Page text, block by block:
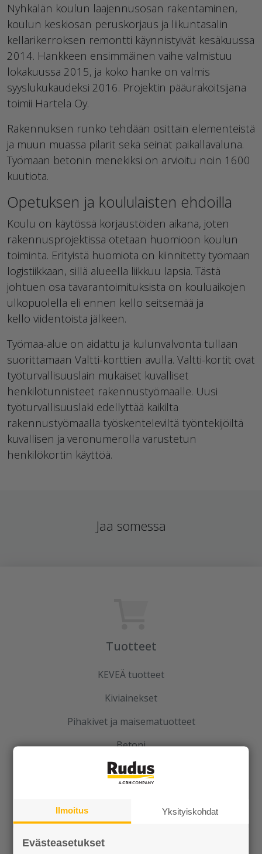
Nyhkälän koulun laajennusosan rakentaminen,
koulun keskiosan peruskorjaus ja liikuntasalin
kellarikerroksen remontti käynnistyivät kesäkuussa
2014. Hankkeen ensimmäinen vaihe valmistuu
lokakuussa 2015, ja koko hanke on valmis
syyslukukaudeksi 2016. Projektin pääurakoitsijana
toimii Hartela Oy.
Rakennuksen runko tehdään osittain elementeistä
ja muun muassa pilarit sekä seinät paikallavaluna.
Työmaan betonin menekiksi on arvioitu noin 1600
kuutiota.
Opetuksen ja koululaisten ehdoilla
Koulu on käytössä korjaustöiden aikana, joten
rakennusprojektissa otetaan huomioon koulun
toiminta. Erityistä huomiota on kiinnitetty työmaan
logistiikkaan, sillä alueella liikkuu lapsia. Tästä
johtuen osa tavarantoimituksista on kouluaikojen
ulkopuolella eli ennen kello seitsemää ja
kello viidentoista jälkeen.
Työmaa-alue on aidattu ja kulunvalvonta tullaan
suorittamaan Valtti-korttien avulla. Valtti-kortit ovat
työturvallisuuslain mukaiset kuvalliset
henkilötunnisteet rakennustyömaalle. Uusi
työturvallisuuslaki edellyttää kaikilta
rakennustyömaalla työskenteleviltä työntekijöiltä
kuvallisen ja veronumerolla varustetun
henkilökortin käyttöä.
Jaa somessa
Tuotteet
KEVEÄ tuotteet
Kiviainekset
Pihakivet ja maisematuotteet
Betoni
Kaivot ja putket
Porraselementit
Julkisivuelementit
Ilmoitus Yksityiskohdat
Evästeasetukset